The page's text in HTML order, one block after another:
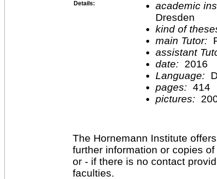
Details:
academic
Dresden
kind of
main Tutor:
assistant
date:
2016
Language:
pages: 414
pictures:
The Hornemann Institute
further information or copies
or - if there is no contact
faculties.